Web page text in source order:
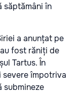
săptămâni în
a anunțat pe
fost răniți de
Tartus. În
severe împotriva
submineze